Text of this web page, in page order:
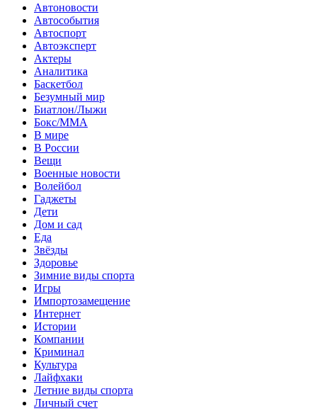
Автоновости
Автособытия
Автоспорт
Автоэксперт
Актеры
Аналитика
Баскетбол
Безумный мир
Биатлон/Лыжи
Бокс/MMA
В мире
В России
Вещи
Военные новости
Волейбол
Гаджеты
Дети
Дом и сад
Еда
Звёзды
Здоровье
Зимние виды спорта
Игры
Импортозамещение
Интернет
Истории
Компании
Криминал
Культура
Лайфхаки
Летние виды спорта
Личный счет